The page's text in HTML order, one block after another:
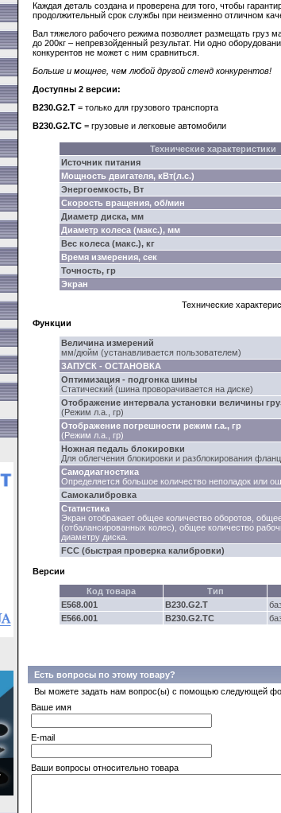
Каждая деталь создана и проверена для того, чтобы
продолжительный срок службы при неизменно отличном
Вал тяжелого рабочего режима позволяет размещать груз
до 200кг – непревзойденный результат. Ни одно
конкурентов не может с ним сравниться.
Больше и мощнее, чем любой другой стенд конкурентов!
Доступны 2 версии:
B230.G2.T = только для грузового транспорта
B230.G2.TC = грузовые и легковые автомобили
Технические характеристики
Источник питания
Мощность двигателя, кВт(л.с.)
Энергоемкость, Вт
Скорость вращения, об/мин
Диаметр диска, мм
Диаметр колеса (макс.), мм
Вес колеса (макс.), кг
Время измерения, сек
Точность, гр
Экран
Технические
Функции
Величина измерений
мм/дюйм (устанавливается пользователем)
ЗАПУСК - ОСТАНОВКА
Оптимизация - подгонка шины
Статический (шина проворачивается на диске)
Отображение интервала установки величины
(Режим л.а., гр)
Отображение погрешности режим г.а., гр
(Режим л.а., гр)
Ножная педаль блокировки
Для облегчения блокировки и разблокирования
Самодиагностика
Определяется большое количество неполадок или
Самокалибровка
Статистика
Экран отображает общее количество оборотов,
(отбалансированных колес), общее количество
диаметру диска.
FCC (быстрая проверка калибровки)
Версии
Код товара Тип
E568.001
B230.G2.T
E566.001
B230.G2.TC
Есть вопросы по этому товару?
Вы можете задать нам вопрос(ы) с помощью следующей
Ваше имя
E-mail
Ваши вопросы относительно товара